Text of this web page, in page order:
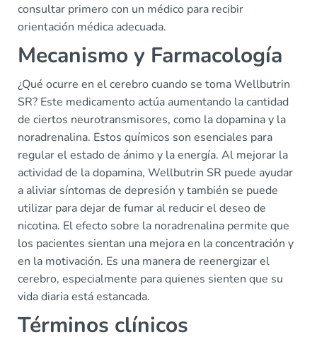
consultar primero con un médico para recibir
orientación médica adecuada.
Mecanismo y Farmacología
¿Qué ocurre en el cerebro cuando se toma Wellbutrin
SR? Este medicamento actúa aumentando la cantidad
de ciertos neurotransmisores, como la dopamina y la
noradrenalina. Estos químicos son esenciales para
regular el estado de ánimo y la energía. Al mejorar la
actividad de la dopamina, Wellbutrin SR puede ayudar
a aliviar síntomas de depresión y también se puede
utilizar para dejar de fumar al reducir el deseo de
nicotina. El efecto sobre la noradrenalina permite que
los pacientes sientan una mejora en la concentración y
en la motivación. Es una manera de reenergizar el
cerebro, especialmente para quienes sienten que su
vida diaria está estancada.
Términos clínicos